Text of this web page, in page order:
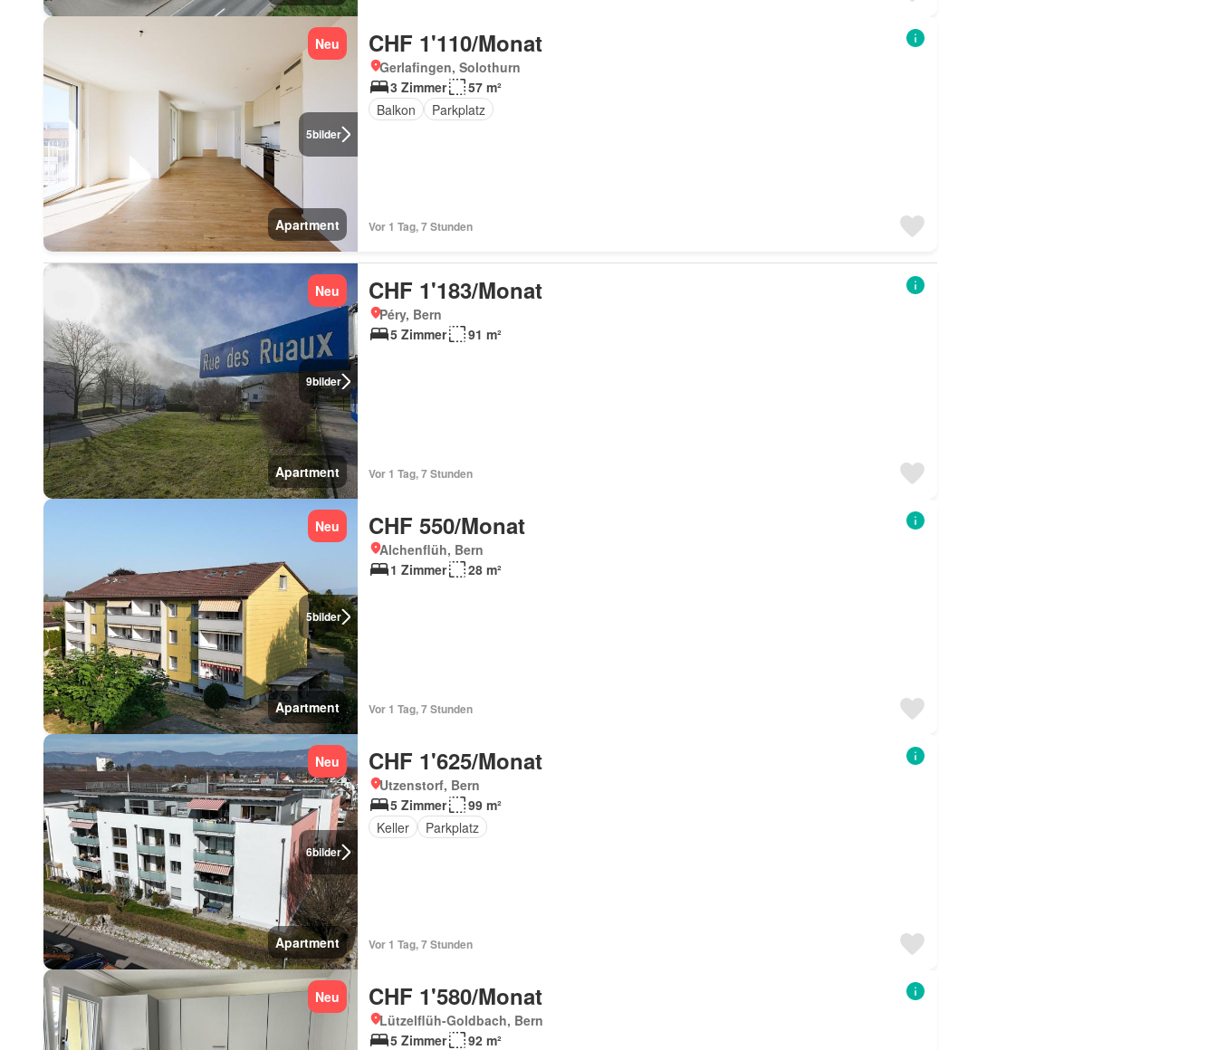
5bilder
Neu
Apartment
CHF 1'110/Monat
Gerlafingen, Solothurn
3 Zimmer
57 m²
Balkon
Parkplatz
Vor 1 Tag, 7 Stunden
9bilder
Neu
Apartment
CHF 1'183/Monat
Péry, Bern
5 Zimmer
91 m²
Vor 1 Tag, 7 Stunden
5bilder
Neu
Apartment
CHF 550/Monat
Alchenflüh, Bern
1 Zimmer
28 m²
Vor 1 Tag, 7 Stunden
6bilder
Neu
Apartment
CHF 1'625/Monat
Utzenstorf, Bern
5 Zimmer
99 m²
Keller
Parkplatz
Vor 1 Tag, 7 Stunden
Neu CHF 1'580/Monat
Lützelflüh-Goldbach, Bern
5 Zimmer
92 m²